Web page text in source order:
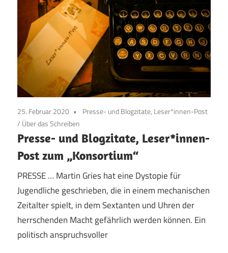
25. Februar 2020
Presse- und Blogzitate, Leser*innen-Post
/ Über das Schreiben
Presse- und Blogzitate, Leser*innen-
Post zum „Konsortium“
PRESSE … Martin Gries hat eine Dystopie für
Jugendliche geschrieben, die in einem mechanischen
Zeitalter spielt, in dem Sextanten und Uhren der
herrschenden Macht gefährlich werden können. Ein
politisch anspruchsvoller